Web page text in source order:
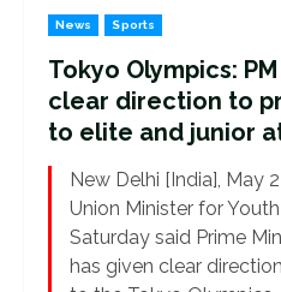
News Sports
Tokyo Olympics:
clear direction to
to elite and junior
New Delhi [India], May
Union Minister for
Saturday said Prime
has given clear